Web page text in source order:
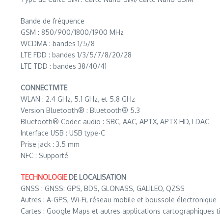
Bande de fréquence
GSM : 850/900/1800/1900 MHz
WCDMA : bandes 1/5/8
LTE FDD : bandes 1/3/5/7/8/20/28
LTE TDD : bandes 38/40/41
CONNECTIVITE
WLAN : 2.4 GHz, 5.1 GHz, et 5.8 GHz
Version Bluetooth® : Bluetooth® 5.3
Bluetooth® Codec audio : SBC, AAC, APTX, APTX HD, LDAC
Interface USB : USB type-C
Prise jack : 3.5 mm
NFC : Supporté
TECHNOLOGIEDE LOCALISATION
GNSS : GNSS: GPS, BDS, GLONASS, GALILEO, QZSS
Autres : A-GPS, Wi-Fi, réseau mobile et boussole électronique
Cartes : Google Maps et autres applications cartographiques